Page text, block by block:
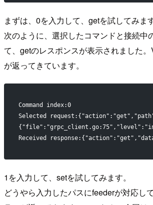
まずは、0を入力して、getを試してみます
次のように、選択したコマンドと接続中
て、getのレスポンスが表示されました
が返ってきています。
Command index:0
Selected
Received
1を入力して、setを試してみます。
どうやら入力したパスにfeederが対応し